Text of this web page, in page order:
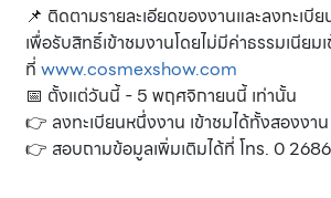
📌 ติดตามรายละเอียดของงานและลงทะเบี
เพื่อรับสิทธิ์เข้าชมงานโดยไม่มีค่าธรรมเนียม
ที่ www.cosmexshow.com
📅 ตั้งแต่วันนี้ - 5 พฤศจิกายนนี้ เท่านั้น
👉 ลงทะเบียนหนึ่งงาน เข้าชมได้ทั้งสองงาน
👉 สอบถามข้อมูลเพิ่มเติมได้ที่ โทร. 0